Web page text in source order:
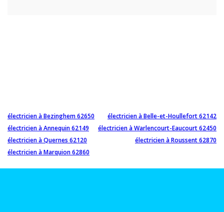
électricien à Bezinghem 62650
électricien à Belle-et-Houllefort 62142
électricien à Annequin 62149
électricien à Warlencourt-Eaucourt 62450
électricien à Quernes 62120
électricien à Roussent 62870
électricien à Marquion 62860